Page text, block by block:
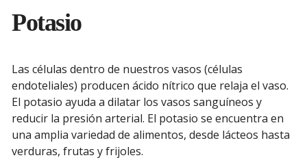
Potasio
Las células dentro de nuestros vasos (células
endoteliales) producen ácido nítrico que relaja el vaso.
El potasio ayuda a dilatar los vasos sanguíneos y
reducir la presión arterial. El potasio se encuentra en
una amplia variedad de alimentos, desde lácteos hasta
verduras, frutas y frijoles.